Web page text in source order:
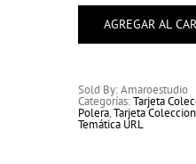
Temática
URL
cantidad
AGREGAR AL
Sold By: Amaroestudio
Categorías:Tarjeta
Polera,Tarjeta
Temática URL